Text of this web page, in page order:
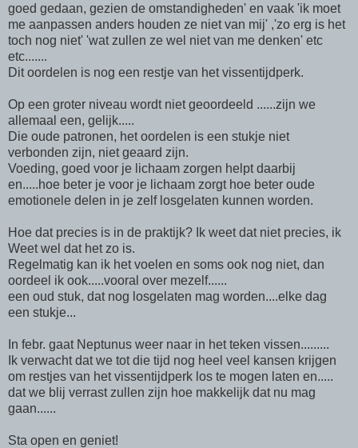
goed gedaan, gezien de omstandigheden' en vaak 'ik moet
me aanpassen anders houden ze niet van mij' ,'zo erg is het
toch nog niet' 'wat zullen ze wel niet van me denken' etc
etc.......
Dit oordelen is nog een restje van het vissentijdperk.
Op een groter niveau wordt niet geoordeeld ......zijn we
allemaal een, gelijk.....
Die oude patronen, het oordelen is een stukje niet
verbonden zijn, niet geaard zijn.
Voeding, goed voor je lichaam zorgen helpt daarbij
en.....hoe beter je voor je lichaam zorgt hoe beter oude
emotionele delen in je zelf losgelaten kunnen worden.
Hoe dat precies is in de praktijk? Ik weet dat niet precies, ik
Weet wel dat het zo is.
Regelmatig kan ik het voelen en soms ook nog niet, dan
oordeel ik ook.....vooral over mezelf......
een oud stuk, dat nog losgelaten mag worden....elke dag
een stukje...
In febr. gaat Neptunus weer naar in het teken vissen.........
Ik verwacht dat we tot die tijd nog heel veel kansen krijgen
om restjes van het vissentijdperk los te mogen laten en.....
dat we blij verrast zullen zijn hoe makkelijk dat nu mag
gaan......
Sta open en geniet!